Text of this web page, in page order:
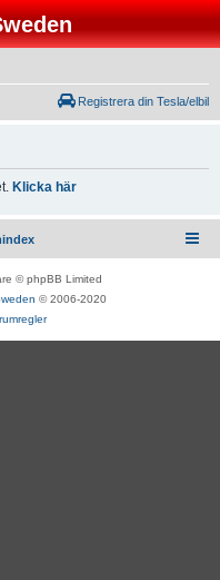
Registrera din Tesla/elbil
Klicka här
© phpBB Limited
© 2006-2020